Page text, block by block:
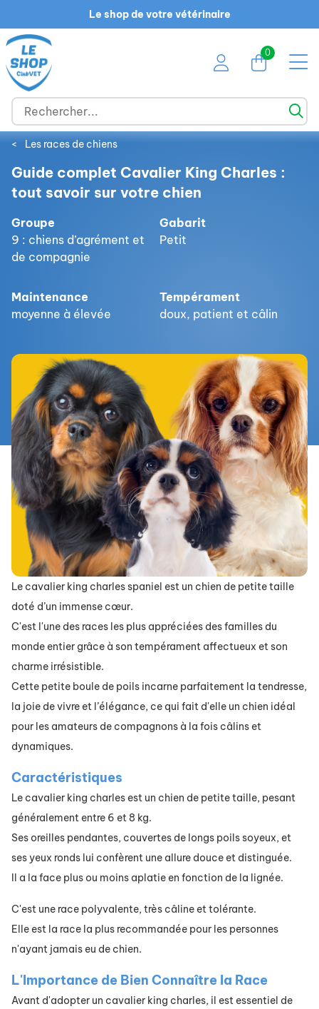
Le shop de votre vétérinaire
0
< Les races de chiens
Guide complet Cavalier King Charles :
tout savoir sur votre chien
Groupe
9 : chiens d’agrément et
de compagnie
Gabarit
Petit
Maintenance
moyenne à élevée
Tempérament
doux, patient et câlin
Le cavalier king charles spaniel est un chien de petite taille
doté d’un immense cœur.
C'est l'une des races les plus appréciées des familles du
monde entier grâce à son tempérament affectueux et son
charme irrésistible.
Cette petite boule de poils incarne parfaitement la tendresse,
la joie de vivre et l’élégance, ce qui fait d'elle un chien idéal
pour les amateurs de compagnons à la fois câlins et
dynamiques.
Caractéristiques
Le cavalier king charles est un chien de petite taille, pesant
généralement entre 6 et 8 kg.
Ses oreilles pendantes, couvertes de longs poils soyeux, et
ses yeux ronds lui confèrent une allure douce et distinguée.
Il a la face plus ou moins aplatie en fonction de la lignée.
C'est une race polyvalente, très câline et tolérante.
Elle est la race la plus recommandée pour les personnes
n'ayant jamais eu de chien.
L'Importance de Bien Connaître la Race
Avant d'adopter un cavalier king charles, il est essentiel de